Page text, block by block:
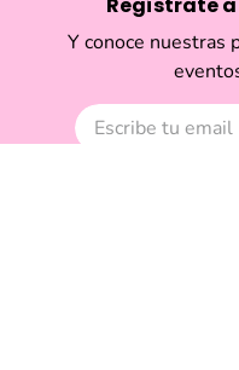
Regístrate
Y conoce nuestras